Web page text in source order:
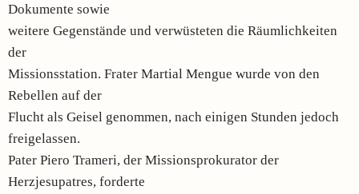
Dokumente sowie
weitere Gegenstände und verwüsteten die Räumlichkeiten
der
Missionsstation. Frater Martial Mengue wurde von den
Rebellen auf der
Flucht als Geisel genommen, nach einigen Stunden jedoch
freigelassen.
Pater Piero Trameri, der Missionsprokurator der
Herzjesupatres, forderte